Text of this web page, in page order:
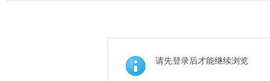
请先登录后才能继续浏览